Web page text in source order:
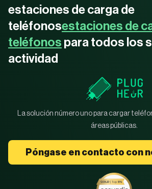
estaciones de carga de
teléfonosestaciones de
teléfonos para todos los
actividad
La solución número uno para cargar
áreas públicas.
Póngase en contacto con